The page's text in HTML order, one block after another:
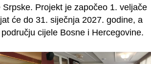
Projekt je započeo 1. veljače
će do 31. siječnja 2027. godine, a
cijele Bosne i Hercegovine.